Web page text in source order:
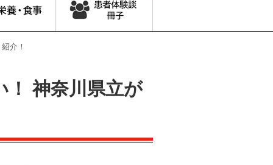
介！
！ 神奈川県立が